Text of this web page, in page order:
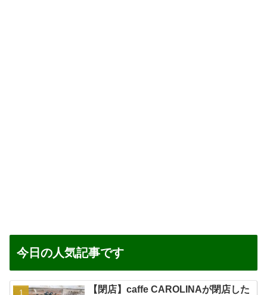
今日の人気記事です
【閉店】caffe CAROLINAが閉店した